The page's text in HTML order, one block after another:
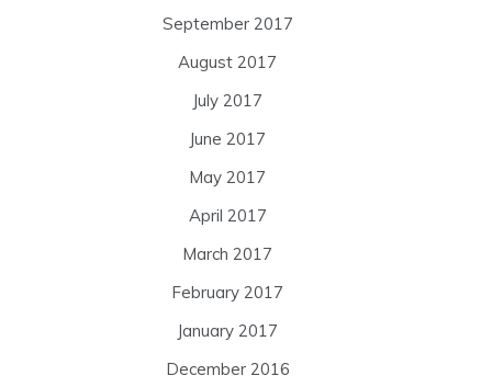
September 2017
August 2017
July 2017
June 2017
May 2017
April 2017
March 2017
February 2017
January 2017
December 2016